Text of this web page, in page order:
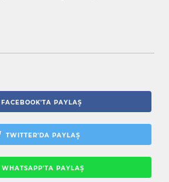
FACEBOOK'TA PAYLAŞ
TWITTER'DA PAYLAŞ
WHATSAPP'TA PAYLAŞ